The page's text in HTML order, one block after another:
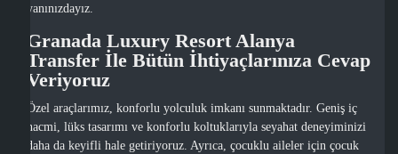
yanınızdayız.
Granada Luxury Resort Alanya
Transfer İle Bütün İhtiyaçlarınıza Cevap
Veriyoruz
Özel araçlarımız, konforlu yolculuk imkanı sunmaktadır. Geniş iç
hacmi, lüks tasarımı ve konforlu koltuklarıyla seyahat deneyiminizi
daha da keyifli hale getiriyoruz. Ayrıca, çocuklu aileler için çocuk